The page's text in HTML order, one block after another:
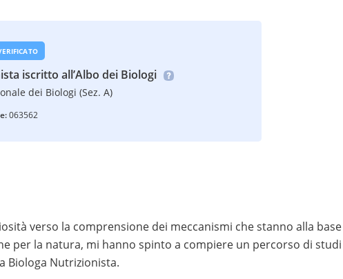
iscritto all’Albo dei Biologi
dei Biologi (Sez. A)
063562
verso la comprensione dei meccanismi che stanno alla base
per la natura, mi hanno spinto a compiere un percorso di studi
Biologa Nutrizionista.